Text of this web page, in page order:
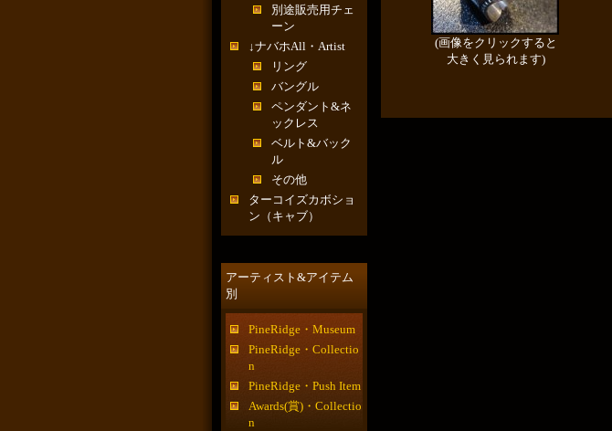
別途販売用チェ
ーン
↓ナバホAll・Artist
リング
バングル
ペンダント&ネ
ックレス
ベルト&バック
ル
その他
ターコイズカボショ
ン（キャブ）
アーティスト&アイテム
別
PineRidge・Museum
PineRidge・Collectio
n
PineRidge・Push Item
Awards(賞)・Collectio
n
(画像をクリックすると
大きく見られます)